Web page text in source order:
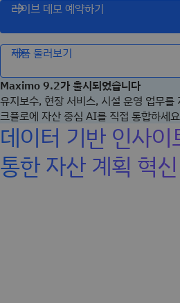
라이브 데모 예약하기
제품 둘러보기
Maximo 9.2가 출시되었습니다
유지보수, 현장 서비스, 시설 운영 업무를
크플로에 자산 중심 AI를 직접 통합하세
데이터 기반 인사이
통한 자산 계획 혁신